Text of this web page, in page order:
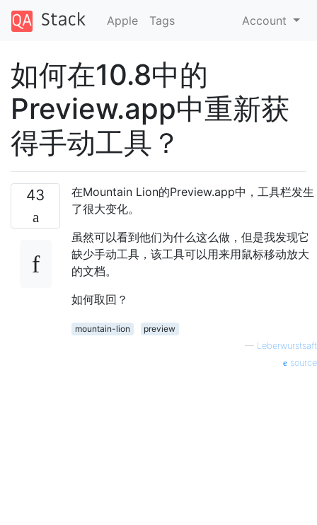
Apple Tags Account
如何在10.8中的
Preview.app中重新获
得手动工具？
43
在Mountain Lion的Preview.app中，工具栏发生
了很大变化。
虽然可以看到他们为什么这么做，但是我发现它
缺少手动工具，该工具可以用来用鼠标移动放大
的文档。
如何取回？
mountain-lion
preview
— Leberwurstsaft
source